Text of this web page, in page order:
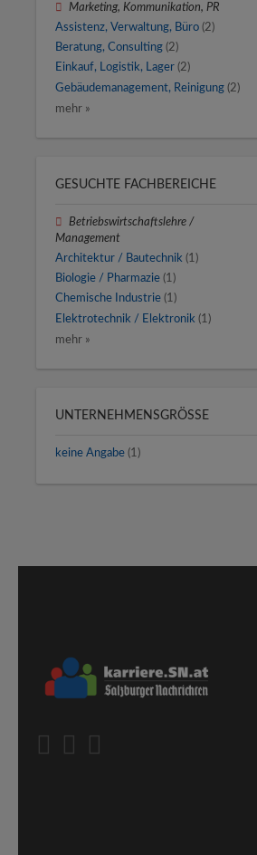
Marketing, Kommunikation, PR
Assistenz, Verwaltung, Büro (2)
Beratung, Consulting (2)
Einkauf, Logistik, Lager (2)
Gebäudemanagement, Reinigung (2)
mehr »
GESUCHTE FACHBEREICHE
Betriebswirtschaftslehre /
Management
Architektur / Bautechnik (1)
Biologie / Pharmazie (1)
Chemische Industrie (1)
Elektrotechnik / Elektronik (1)
mehr »
UNTERNEHMENSGRÖSSE
keine Angabe (1)